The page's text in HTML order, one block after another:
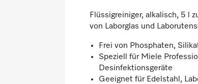
Flüssigreiniger, alkalisch, 5 l
von Laborglas und
Frei von Phosphaten,
Speziell für Miele
Desinfektionsgeräte
Geeignet für Edelstahl,